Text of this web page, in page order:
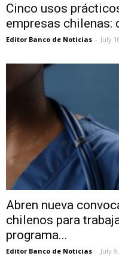
Cinco usos
empresas chilenas:
Editor Banco de Noticias - July
Abren nueva
chilenos para
programa...
Editor Banco de Noticias - July